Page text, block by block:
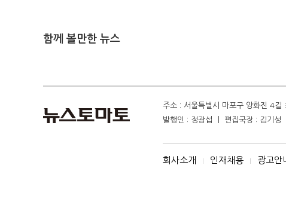
함께 볼만한 뉴스
주소 : 서울특별시 마포구 양화진 4
발행인 : 정광섭 ㅣ 편집국장 : 김기
회사소개 I 인재채용 I 광고안